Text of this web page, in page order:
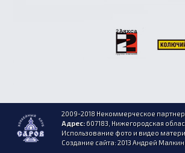
2009-2018 Некоммерческое
Адрес:607183, Нижегородская
Использование фото и видео
Создание сайта: 2013 Андрей